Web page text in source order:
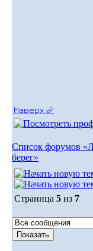
Наверх ⮵
Список форумов
берег»
Страница 5 из 7